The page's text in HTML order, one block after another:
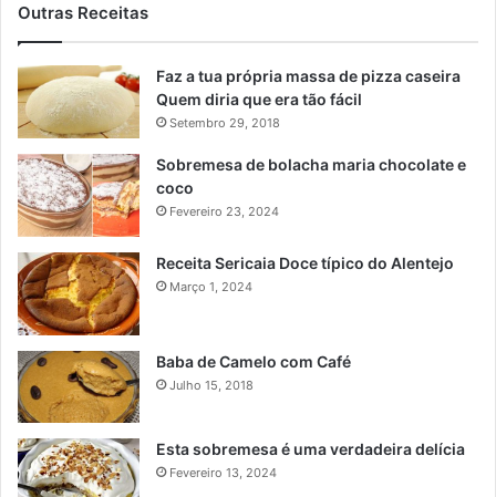
Outras Receitas
Faz a tua própria massa de pizza caseira
Quem diria que era tão fácil
Setembro 29, 2018
Sobremesa de bolacha maria chocolate e
coco
Fevereiro 23, 2024
Receita Sericaia Doce típico do Alentejo
Março 1, 2024
Baba de Camelo com Café
Julho 15, 2018
Esta sobremesa é uma verdadeira delícia
Fevereiro 13, 2024